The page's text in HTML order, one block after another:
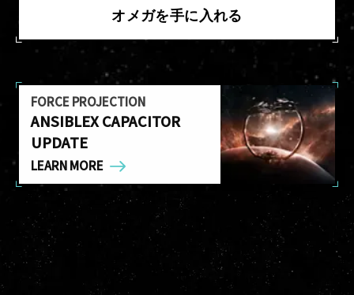
オメガを手に入れる
FORCE PROJECTION
ANSIBLEX CAPACITOR
UPDATE
LEARN MORE